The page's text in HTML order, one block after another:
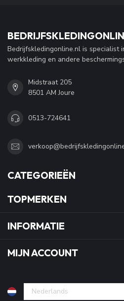
Bedrijfskledingonline.nl is specialist
werkkleding en andere
Midstraat 205
8501 AM Joure
0513-724641
CATEGORIEËN
TOPMERKEN
INFORMATIE
MIJN ACCOUNT